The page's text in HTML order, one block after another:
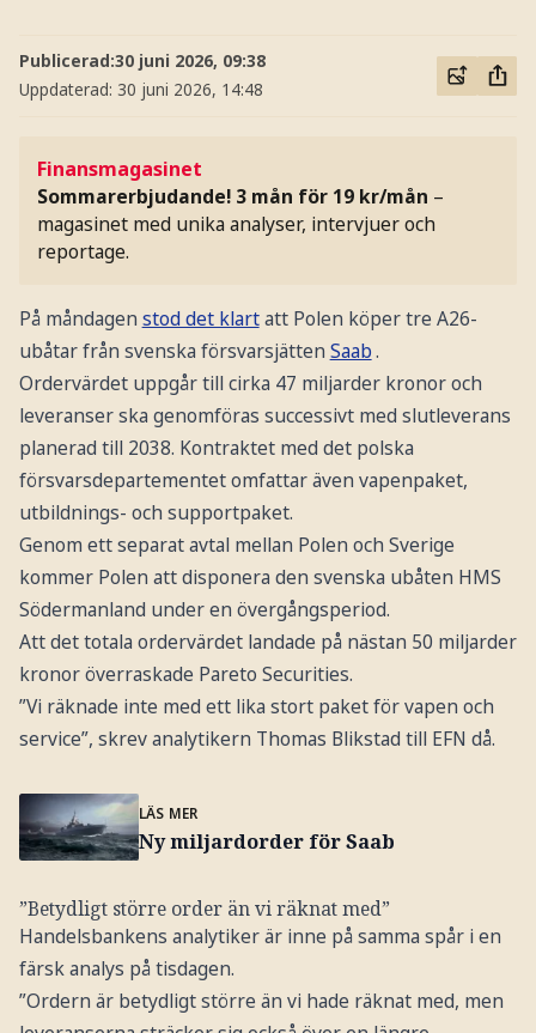
Publicerad:30 juni 2026, 09:38
Uppdaterad: 30 juni 2026, 14:48
Finansmagasinet
Sommarerbjudande! 3 mån för 19 kr/mån –
magasinet med unika analyser, intervjuer och
reportage.
På måndagen stod det klartatt Polen köper tre A26-
ubåtar från svenska försvarsjätten Saab .
Ordervärdet uppgår till cirka 47 miljarder kronor och
leveranser ska genomföras successivt med slutleverans
planerad till 2038. Kontraktet med det polska
försvarsdepartementet omfattar även vapenpaket,
utbildnings- och supportpaket.
Genom ett separat avtal mellan Polen och Sverige
kommer Polen att disponera den svenska ubåten HMS
Södermanland under en övergångsperiod.
Att det totala ordervärdet landade på nästan 50 miljarder
kronor överraskade Pareto Securities.
”Vi räknade inte med ett lika stort paket för vapen och
service”, skrev analytikern Thomas Blikstad till EFN då.
LÄS MER
Ny miljardorder för Saab
”Betydligt större order än vi räknat med”
Handelsbankens analytiker är inne på samma spår i en
färsk analys på tisdagen.
”Ordern är betydligt större än vi hade räknat med, men